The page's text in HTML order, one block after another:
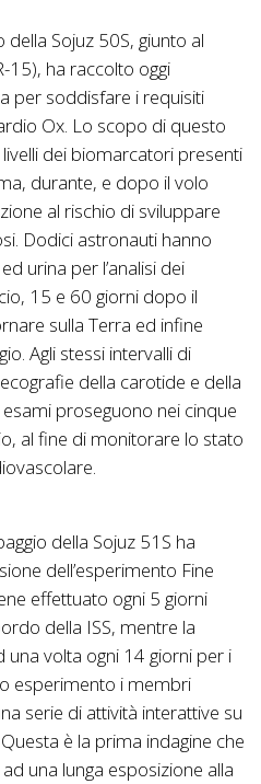
della Sojuz 50S, giunto al
15), ha raccolto oggi
per soddisfare i requisiti
Ox. Lo scopo di questo
dei biomarcatori presenti
durante, e dopo il volo
al rischio di sviluppare
Dodici astronauti hanno
urina per l’analisi dei
15 e 60 giorni dopo il
sulla Terra ed infine
Agli stessi intervalli di
della carotide e della
proseguono nei cinque
al fine di monitorare lo stato
della Sojuz 51S ha
dell’esperimento Fine
effettuato ogni 5 giorni
della ISS, mentre la
volta ogni 14 giorni per i
esperimento i membri
serie di attività interattive su
è la prima indagine che
una lunga esposizione alla